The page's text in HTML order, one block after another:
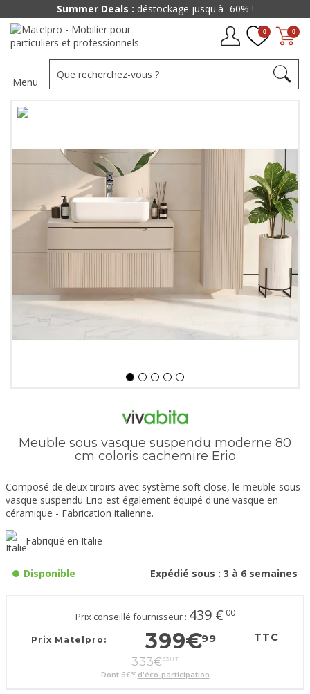
0
0
Menu
Meuble sous vasque suspendu moderne 80
cm coloris cachemire Erio
Composé de deux tiroirs avec système soft close, le meuble sous
vasque suspendu Erio est également équipé d'une vasque en
céramique - Fabrication italienne.
Fabriqué en Italie
Disponible Expédié sous : 3 à 6 semaines
Prix conseillé fournisseur : 439 € 00
Prix Matelpro: 399€99 TTC
333€33 HT
Dont 6€ 36 d'éco-participation
Summer Deals : déstockage jusqu'à -60% !